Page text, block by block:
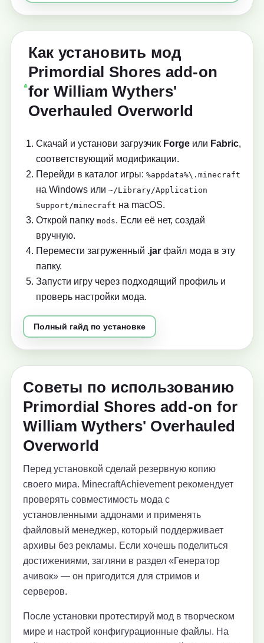
Как установить мод
Primordial Shores add-on
for William Wythers'
Overhauled Overworld
Скачай и установи загрузчик Forge или Fabric,
соответствующий модификации.
Перейди в каталог игры: %appdata%\.minecraft
на Windows или ~/Library/Application
Support/minecraft на macOS.
Открой папку mods. Если её нет, создай
вручную.
Перемести загруженный .jar файл мода в эту
папку.
Запусти игру через подходящий профиль и
проверь настройки мода.
Полный гайд по установке
Советы по использованию
Primordial Shores add-on for
William Wythers' Overhauled
Overworld
Перед установкой сделай резервную копию
своего мира. MinecraftAchievement рекомендует
проверять совместимость мода с
установленными аддонами и применять
файловый менеджер, который поддерживает
архивы без рекламы. Если хочешь поделиться
достижениями, загляни в раздел «Генератор
ачивок» — он пригодится для стримов и
серверов.
После установки протестируй мод в творческом
мире и настрой конфигурационные файлы. На